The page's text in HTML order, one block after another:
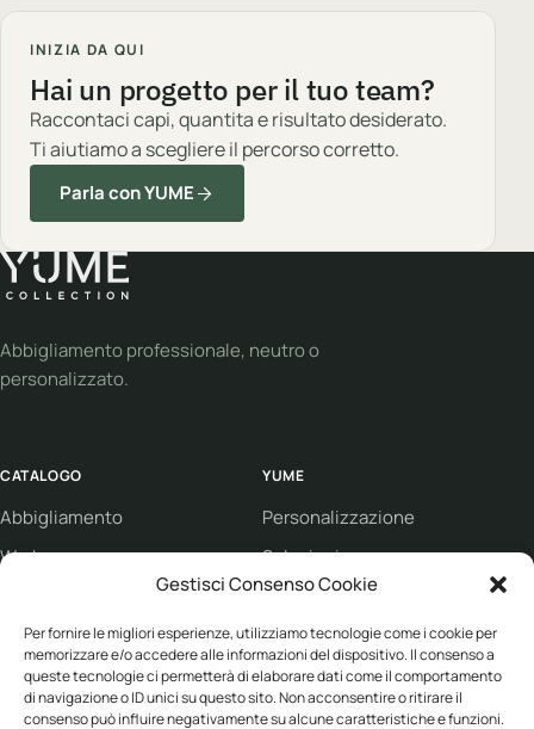
Gestisci Consenso Cookie
Per fornire le migliori esperienze, utilizziamo tecnologie come i cookie per
memorizzare e/o accedere alle informazioni del dispositivo. Il consenso a
queste tecnologie ci permetterà di elaborare dati come il comportamento
di navigazione o ID unici su questo sito. Non acconsentire o ritirare il
consenso può influire negativamente su alcune caratteristiche e funzioni.
INIZIA DA QUI
Hai un progetto per il tuo team?
Raccontaci capi, quantita e risultato desiderato.
Ti aiutiamo a scegliere il percorso corretto.
Parla con YUME
Abbigliamento professionale, neutro o
personalizzato.
CATALOGO
Abbigliamento
Workwear
Eco collection
Brand
YUME
Personalizzazione
Soluzioni
Supporto
Condizioni di vendita